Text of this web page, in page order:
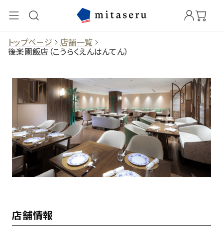
トップページ 店舗一覧
後楽園飯店（こうらくえんはんてん）
店舗情報